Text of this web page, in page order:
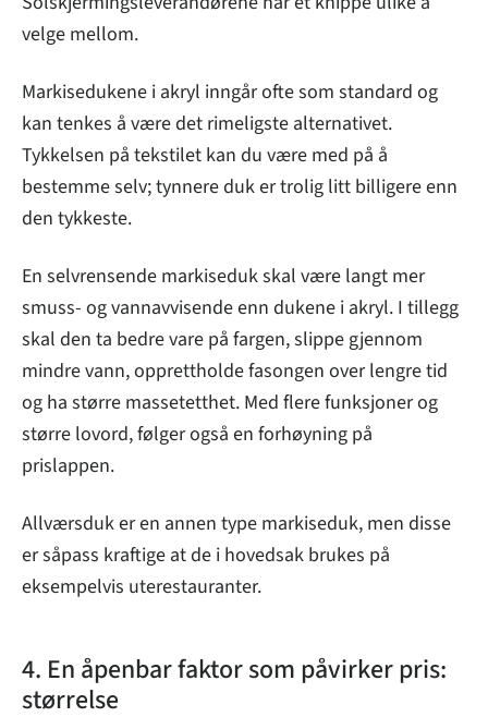
velge mellom.
Markisedukene i akryl inngår ofte som standard og
kan tenkes å være det rimeligste alternativet.
Tykkelsen på tekstilet kan du være med på å
bestemme selv; tynnere duk er trolig litt billigere enn
den tykkeste.
En selvrensende markiseduk skal være langt mer
smuss- og vannavvisende enn dukene i akryl. I tillegg
skal den ta bedre vare på fargen, slippe gjennom
mindre vann, opprettholde fasongen over lengre tid
og ha større massetetthet. Med flere funksjoner og
større lovord, følger også en forhøyning på
prislappen.
Allværsduk er en annen type markiseduk, men disse
er såpass kraftige at de i hovedsak brukes på
eksempelvis uterestauranter.
4. En åpenbar faktor som påvirker pris:
størrelse